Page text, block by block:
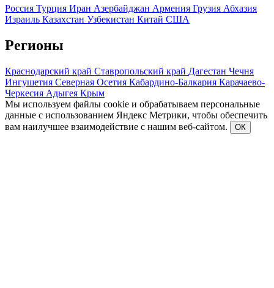
Россия Турция Иран Азербайджан Армения Грузия Абхазия
Израиль Казахстан Узбекистан Китай США
Регионы
Краснодарский край Ставропольский край Дагестан Чечня
Ингушетия Северная Осетия Кабардино-Балкария Карачаево-
Черкесия Адыгея Крым
Мы используем файлы cookie и обрабатываем персональные
данные с использованием Яндекс Метрики, чтобы обеспечить
вам наилучшее взаимодействие с нашим веб-сайтом.
ОК